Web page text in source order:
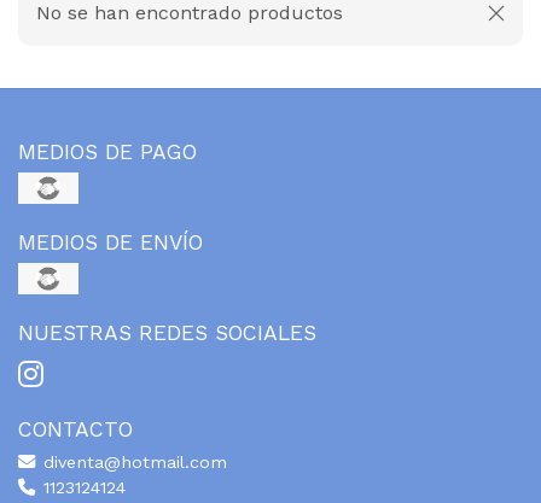
No se han encontrado productos
MEDIOS DE PAGO
MEDIOS DE ENVÍO
NUESTRAS REDES SOCIALES
CONTACTO
diventa@hotmail.com
1123124124